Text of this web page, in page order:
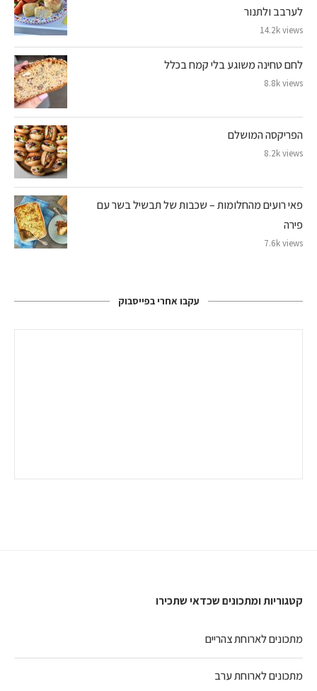
לערבב ולתנור
14.2k views
לחם טחינה משוגע בלי קמח בכלל
8.8k views
הפריקסה המושלם
8.2k views
פאי רועים מהחלומות – שכבות של תבשיל בשר עם
פירה
7.6k views
עקבו אחרי בפייסבוק
קטגוריות ומתכונים שכדאי שתכירו
מתכונים לארוחת צהריים
מתכונים לארוחת ערב